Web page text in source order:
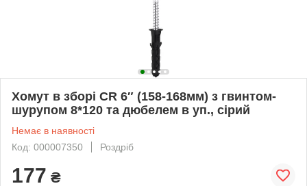
Хомут в зборi CR 6″ (158-168мм) з гвинтом-
шурупом 8*120 та дюбелем в уп., сірий
Немає в наявності
Код: 000007350
Роздріб
177 ₴